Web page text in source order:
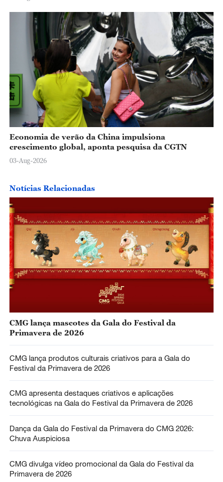
Economia de verão da China impulsiona
crescimento global, aponta pesquisa da CGTN
03-Aug-2026
Notícias Relacionadas
CMG lança mascotes da Gala do Festival da
Primavera de 2026
CMG lança produtos culturais criativos para a Gala do
Festival da Primavera de 2026
CMG apresenta destaques criativos e aplicações
tecnológicas na Gala do Festival da Primavera de 2026
Dança da Gala do Festival da Primavera do CMG 2026:
Chuva Auspiciosa
CMG divulga vídeo promocional da Gala do Festival da
Primavera de 2026